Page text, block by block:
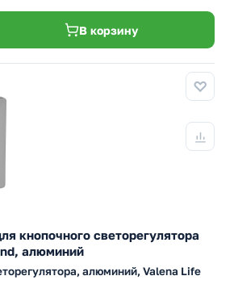
В корзину
кнопочного светорегулятора
алюминий
алюминий, Valena Life